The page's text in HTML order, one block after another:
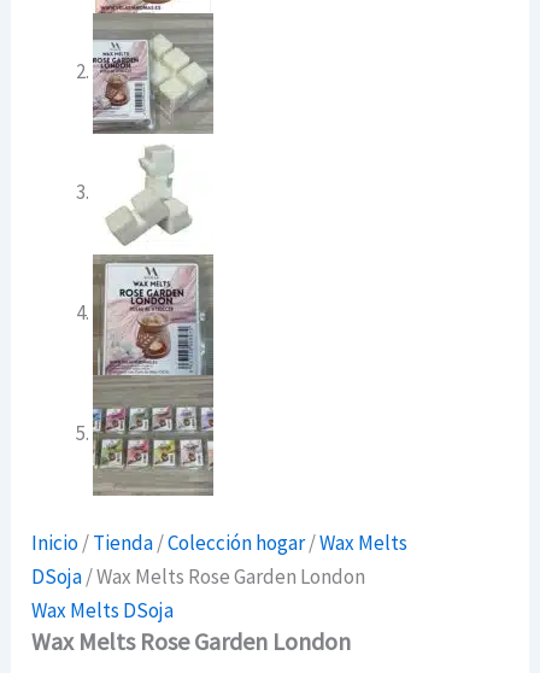
Inicio/Tienda/Colección hogar/Wax Melts
DSoja/ Wax Melts Rose Garden London
Wax Melts DSoja
Wax Melts Rose Garden London